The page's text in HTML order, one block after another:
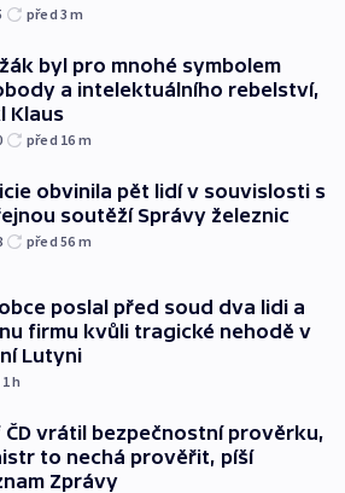
před 3m
byl pro mnohé symbolem
a intelektuálního rebelství,
Klaus
před 16 m
obvinila pět lidí v souvislosti s
soutěží Správy železnic
před 56 m
poslal před soud dva lidi a
firmu kvůli tragické nehodě v
Lutyni
1h
ČD vrátil bezpečnostní prověrku,
to nechá prověřit, píší
Zprávy